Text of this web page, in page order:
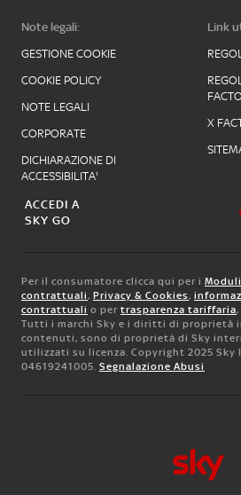
Note legali:
GESTIONE COOKIE
COOKIE POLICY
NOTE LEGALI
CORPORATE
DICHIARAZIONE DI
ACCESSIBILITA'
Link
X
ACCEDI A
SKY GO
Per il consumatore clicca qui per i
contrattuali, Privacy & Cookies,
contrattuali o per trasparenza tariffaria,
Tutti i marchi Sky e i diritti di proprietà
contenuti, sono di proprietà di Sky
utilizzati su licenza. Copyright 2025 Sky
04619241005. Segnalazione Abusi